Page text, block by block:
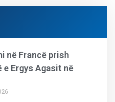
në Francë prish
e Ergys Agasit në